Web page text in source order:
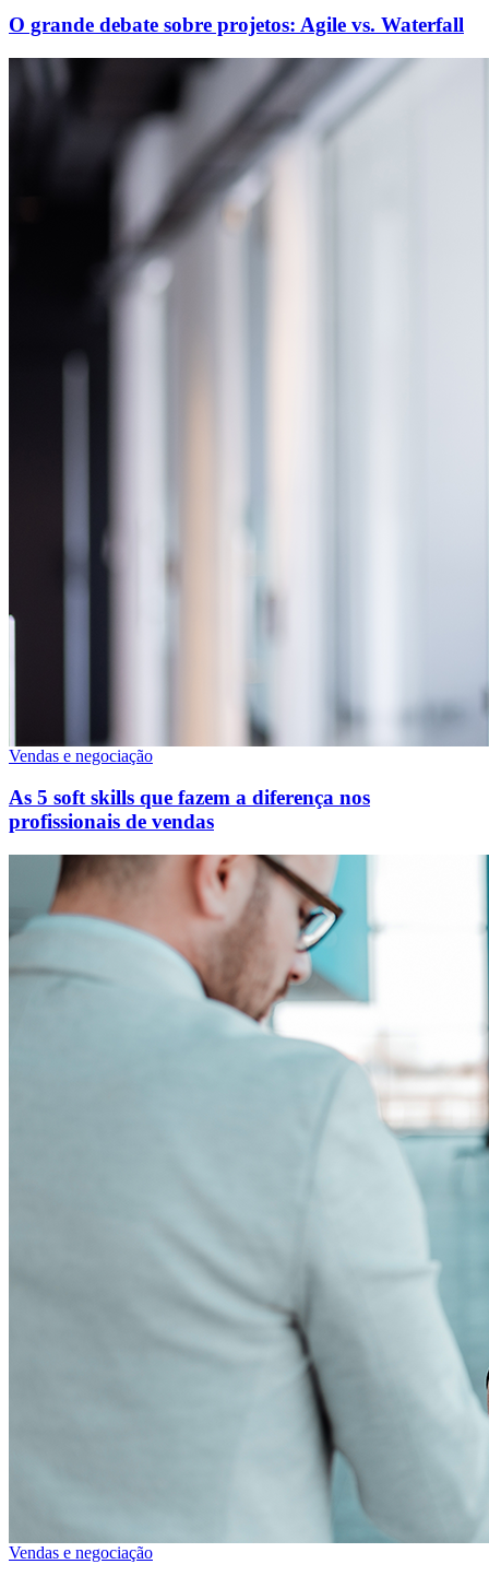
O grande debate sobre projetos: Agile vs. Waterfall
Vendas e negociação
As 5 soft skills que fazem a diferença nos
profissionais de vendas
Vendas e negociação